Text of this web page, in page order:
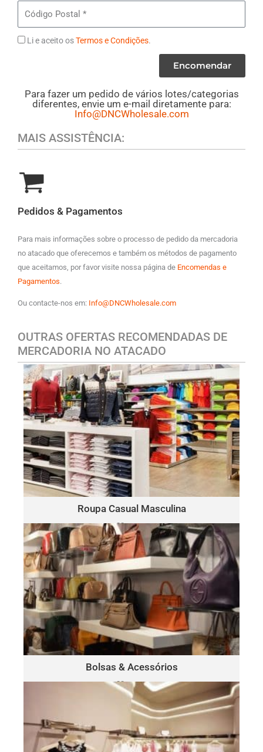
Termos
Li e aceito osTermos e Condições.
Encomendar
Para fazer um pedido de vários lotes/categorias
diferentes, envie um e-mail diretamente para:
Info@DNCWholesale.com
MAIS ASSISTÊNCIA:
Pedidos & Pagamentos
Para mais informações sobre o processo de pedido da mercadoria
no atacado que oferecemos e também os métodos de pagamento
que aceitamos, por favor visite nossa página de Encomendas e
Pagamentos.
Ou contacte-nos em: Info@DNCWholesale.com
OUTRAS OFERTAS RECOMENDADAS DE
MERCADORIA NO ATACADO
Roupa Casual Masculina
30 peças
somente $15.00 por peça
ROUPA CASUAL MASCULINA
Este lote pode incluir uma variedade de marcas, como:
Polo
Ralph Lauren, Tommy Hilfiger, Lacoste, Michael Kors, Vince
Camuto, Tommy Bahama, Calvin Klein, Nautica e mais.
Clique Aqui
Bolsas & Acessórios
30 peças
somente $52.00 por peça
BOLSAS & ACESSÓRIOS
Este lote pode incluir uma variedade de marcas, como:
Michael Kors, Coach, Ralph Lauren, Vince Camuto, Tommy
Hilfiger, Calvin Klein, DKNY, Marc Jacobs, Kate Spade, Tory
Burch, Guess e mais.
Clique Aqui
VESTIDOS E TERNOS FEMININOS